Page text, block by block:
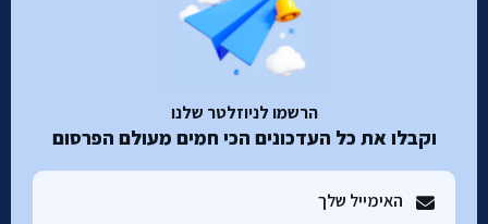
הרשמו לניוזלטר שלנו
וקבלו את כל העדכונים הכי חמים מעולם הפרסום